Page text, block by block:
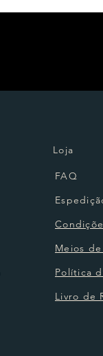
Loja
FAQ
Meios
Política
Livro de